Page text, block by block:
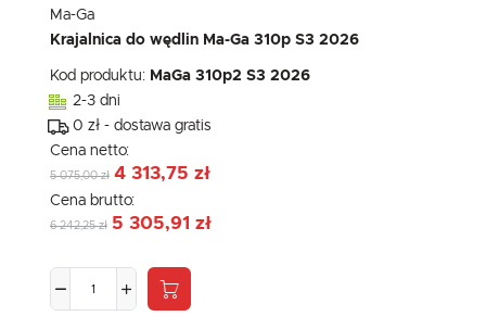
Ma-Ga
Krajalnica do wędlin Ma-Ga 310p S3 2026
Kod produktu: MaGa 310p2 S3 2026
2-3 dni
0 zł - dostawa gratis
Cena netto:
5 075,00 zł 4 313,75 zł
Cena brutto:
6 242,25 zł 5 305,91 zł